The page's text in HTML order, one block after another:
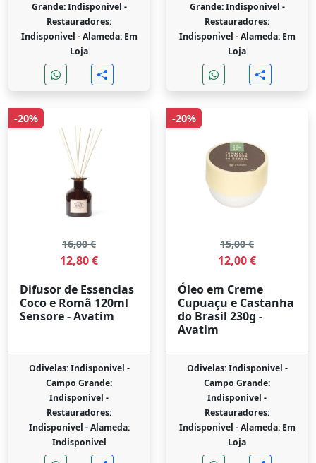
Grande: Indisponivel -
Restauradores:
Indisponivel -Alameda: Em
Loja
Grande: Indisponivel -
Restauradores:
Indisponivel -Alameda: Em
Loja
-20%
16,00 €
12,80 €
Difusor de Essencias
Coco e Romã 120ml
Sensore - Avatim
Odivelas: Indisponivel -
Campo Grande:
Indisponivel -
Restauradores:
Indisponivel -Alameda:
Indisponivel
-20%
15,00 €
12,00 €
Óleo em Creme
Cupuaçu e Castanha
do Brasil 230g -
Avatim
Odivelas: Indisponivel -
Campo Grande:
Indisponivel -
Restauradores:
Indisponivel -Alameda: Em
Loja